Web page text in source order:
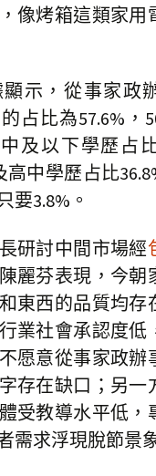
像烤箱這類家用
，從事家政
占比為57.6%，
及以下學歷占
高中學歷占比
要3.8%。
討中間市場經
麗芬表現，今朝
東西的品質均存
業社會承認度低
愿意從事家政辦
存在缺口；另一
受教導水平低，
需求浮現脫節景